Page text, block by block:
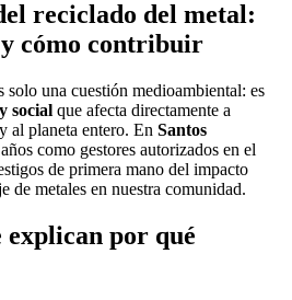
reciclado del metal:
y cómo contribuir
solo una cuestión medioambiental: es
social que afecta directamente a
al planeta entero. En Santos
como gestores autorizados en el
de primera mano del impacto
de metales en nuestra comunidad.
explican por qué